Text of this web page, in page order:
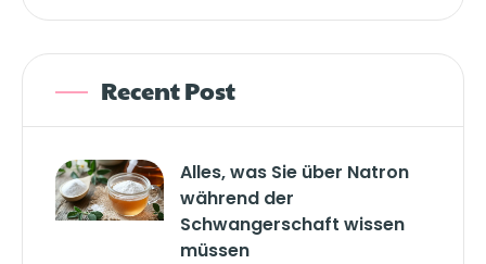
Recent Post
Alles, was Sie über Natron
während der
Schwangerschaft wissen
müssen